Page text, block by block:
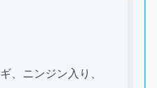
、ニンジン入り、